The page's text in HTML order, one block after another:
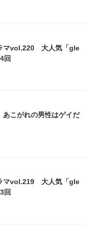
マvol.220 大人気「gle
回
こがれの男性はゲイだ
マvol.219 大人気「gle
回